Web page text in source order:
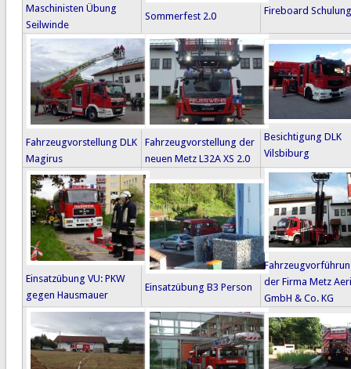
Maschinisten Übung
Seilwinde
Sommerfest 2.0 Fireboard Schulung
Fahrzeugvorstellung DLK
Magirus
Fahrzeugvorstellung der
neuen Metz L32A XS 2.0
Besichtigung DLK
Vilsbiburg
Einsatzübung VU: PKW
gegen Hausmauer
Einsatzübung B3 Person
der Firma Metz
GmbH & Co. KG